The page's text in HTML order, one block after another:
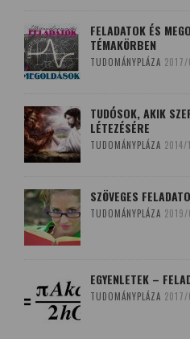
FELADATOK ÉS
TÉMAKÖRBEN
TUDOMÁNYPLÁZA
TUDÓSOK, AKIK
LÉTEZÉSÉRE
TUDOMÁNYPLÁZA 2014/
SZÖVEGES
TUDOMÁNYPLÁZA
EGYENLETEK –
TUDOMÁNYPLÁZA